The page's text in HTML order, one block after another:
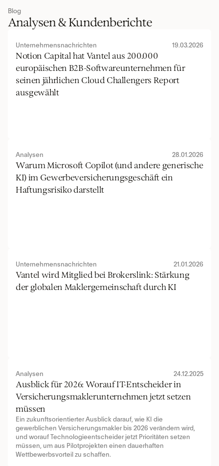
Blog
Analysen & Kundenberichte
Unternehmensnachrichten 19.03.2026
Notion Capital hat Vantel aus 200.000
europäischen B2B-Softwareunternehmen für
seinen jährlichen Cloud Challengers Report
ausgewählt
Analysen 28.01.2026
Warum Microsoft Copilot (und andere generische
KI) im Gewerbeversicherungsgeschäft ein
Haftungsrisiko darstellt
Unternehmensnachrichten 21.01.2026
Vantel wird Mitglied bei Brokerslink: Stärkung
der globalen Maklergemeinschaft durch KI
Analysen 24.12.2025
Ausblick für 2026: Worauf IT-Entscheider in
Versicherungsmaklerunternehmen jetzt setzen
müssen
Ein zukunftsorientierter Ausblick darauf, wie KI die
gewerblichen Versicherungsmakler bis 2026 verändern wird,
und worauf Technologieentscheider jetzt Prioritäten setzen
müssen, um aus Pilotprojekten einen dauerhaften
Wettbewerbsvorteil zu schaffen.